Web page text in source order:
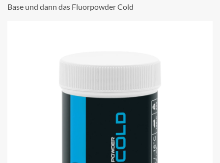
Base und dann das Fluorpowder Cold